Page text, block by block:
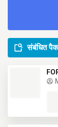
संबंधित पैक